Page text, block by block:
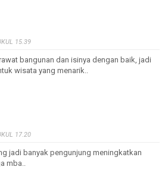
15.39
bangunan dan isinya dengan baik, jadi
wisata yang menarik..
17.20
jadi banyak pengunjung meningkatkan
mba..